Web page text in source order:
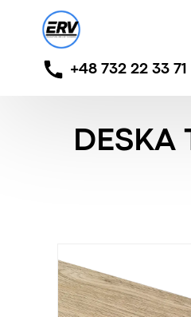
+48 732 22 33 71
Główny / Produkty /
DESKA